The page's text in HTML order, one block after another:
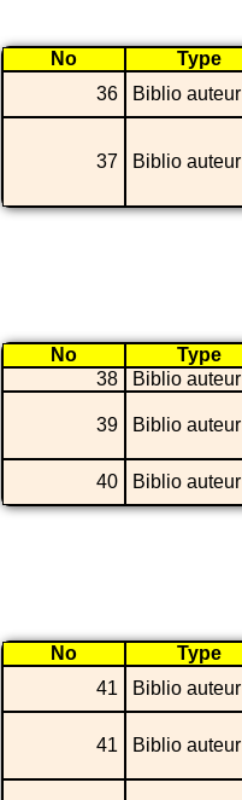
No Type
36
Biblio auteur
37 Biblio auteur
No Type
38
Biblio auteur
39 Biblio auteur
40
Biblio auteur
No Type
41
Biblio auteur
41 Biblio auteur